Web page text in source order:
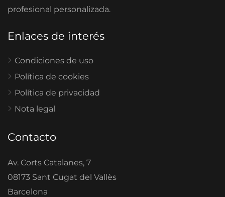
profesional personalizada.
Enlaces de interés
Condiciones de uso
Política de cookies
Política de privacidad
Nota legal
Contacto
Av. Corts Catalanes, 7
08173 Sant Cugat del Vallès
Barcelona